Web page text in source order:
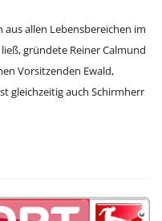
aus allen Lebensbereichen im
gründete Reiner Calmund
Vorsitzenden Ewald,
gleichzeitig auch Schirmherr